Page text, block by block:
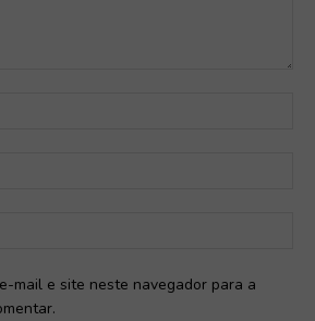
mail e site neste navegador para a